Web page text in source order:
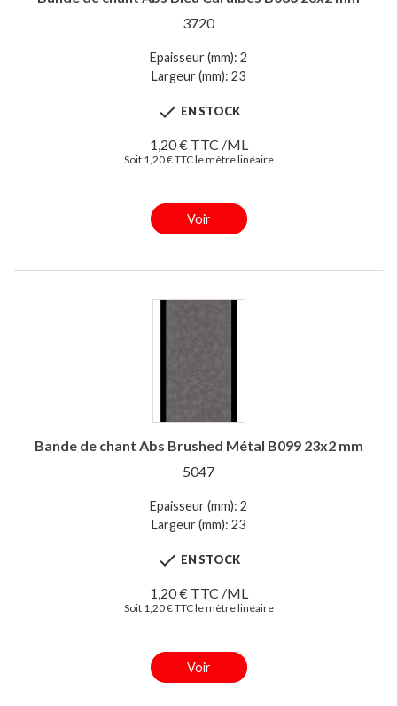
3720
Epaisseur (mm): 2
Largeur (mm): 23
 EN STOCK
1,20 € TTC /ML
Soit 1,20 € TTC le mètre linéaire
Voir
Bande de chant Abs Brushed Métal B099 23x2 mm
5047
Epaisseur (mm): 2
Largeur (mm): 23
 EN STOCK
1,20 € TTC /ML
Soit 1,20 € TTC le mètre linéaire
Voir